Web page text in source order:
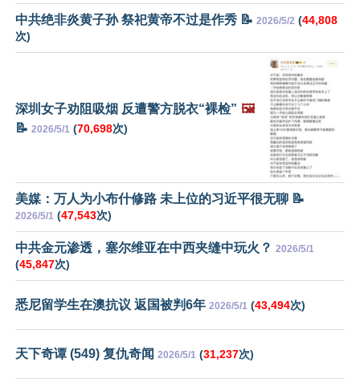
中共绝非炎黄子孙 祭祀黄帝不过是作秀 📝 2026/5/2 (44,808
次)
深圳女子劝阻吸烟 反遭警方脱衣“裸检” 🖼️
📝 2026/5/1 (70,698次)
美媒：万人为小布什修路 未上位的习近平很无聊 📝
2026/5/1 (47,543次)
中共金元渗透，塞尔维亚在中西夹缝中玩火？ 2026/5/1
(45,847次)
悉尼留学生在澳抗议 返国被判6年 2026/5/1 (43,494次)
天下奇谭 (549) 复仇奇闻 2026/5/1 (31,237次)